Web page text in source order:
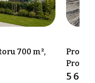
700 m²,
Prodej
5 600